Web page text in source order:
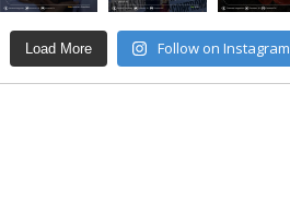
Load More Follow on Instagram